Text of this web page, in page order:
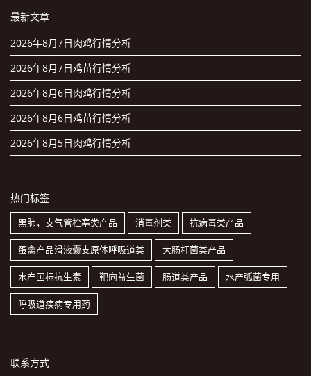
最新文章
2026年8月7日肉鸡行情分析
2026年8月7日鸡苗行情分析
2026年8月6日肉鸡行情分析
2026年8月6日鸡苗行情分析
2026年8月5日肉鸡行情分析
热门标签
黑肺，支气管栓塞类产品 消毒剂类 抗病毒类产品
蛋禽产品滑液囊支原体呼吸道类 大肠杆菌类产品
水产国标抗生素 靶向益生菌 肠道类产品 水产弧菌专用
呼吸道疾病专用药
联系方式